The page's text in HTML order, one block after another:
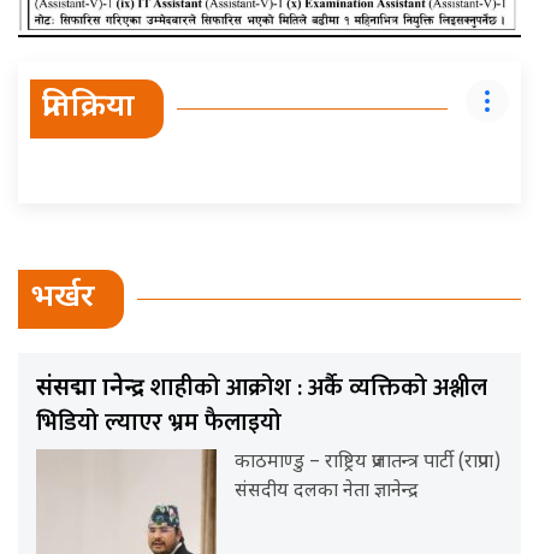
प्रतिक्रिया
भर्खर
संसद्मा ज्ञानेन्द्रशाहीको आक्रोश : अर्कै व्यक्तिको अश्लील
भिडियो ल्याएर भ्रम फैलाइयो
काठमाण्डु – राष्ट्रिय प्रजातन्त्र पार्टी (राप्रपा)
संसदीय दलका नेता ज्ञानेन्द्र